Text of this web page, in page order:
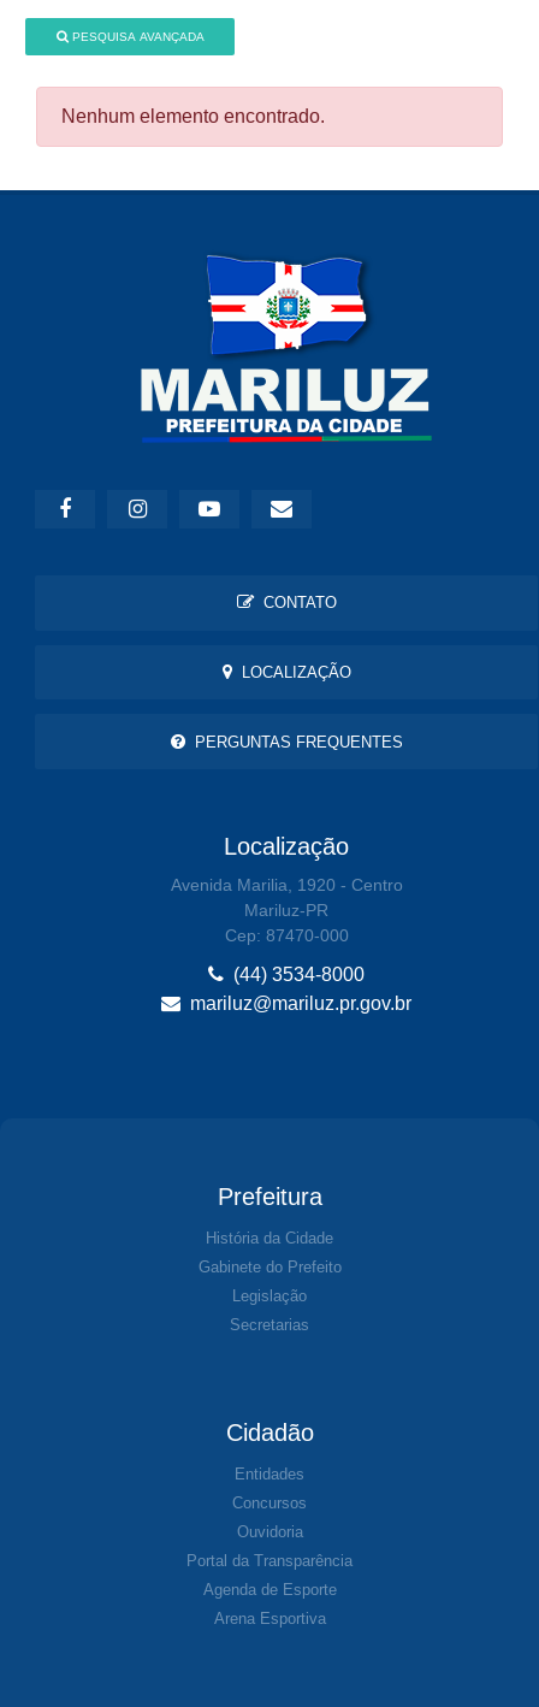
PESQUISA AVANÇADA
Nenhum elemento encontrado.
CONTATO
LOCALIZAÇÃO
PERGUNTAS FREQUENTES
Localização
Avenida Marilia, 1920 - Centro
Mariluz-PR
Cep: 87470-000
(44) 3534-8000
mariluz@mariluz.pr.gov.br
Prefeitura
História da Cidade
Gabinete do Prefeito
Legislação
Secretarias
Cidadão
Entidades
Concursos
Ouvidoria
Portal da Transparência
Agenda de Esporte
Arena Esportiva